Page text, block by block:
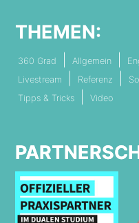
THEMEN:
360 Grad Allgemein
Livestream
Referenz
Tipps & Tricks
Video